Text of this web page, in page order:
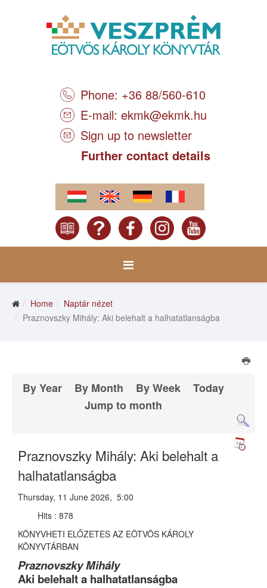
Phone: +36 88/560-610
E-mail: ekmk@ekmk.hu
Sign up to newsletter
Further contact details
Home
Naptár nézet
Praznovszky Mihály: Aki belehalt a halhatatlanságba
By Year By Month By Week
Today
Jump to month
Praznovszky Mihály: Aki belehalt a
halhatatlanságba
Thursday, 11 June 2026, 5:00
Hits : 878
KÖNYVHETI ELŐZETES AZ EÖTVÖS KÁROLY
KÖNYVTÁRBAN
Praznovszky Mihály
Aki belehalt a halhatatlanságba